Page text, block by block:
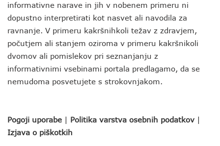
informativne narave in jih v nobenem primeru ni
dopustno interpretirati kot nasvet ali navodila za
ravnanje. V primeru kakršnihkoli težav z zdravjem,
počutjem ali stanjem oziroma v primeru kakršnikoli
dvomov ali pomislekov pri seznanjanju z
informativnimi vsebinami portala predlagamo, da se
nemudoma posvetujete s strokovnjakom.
Pogoji uporabe | Politika varstva osebnih podatkov |
Izjava o piškotkih